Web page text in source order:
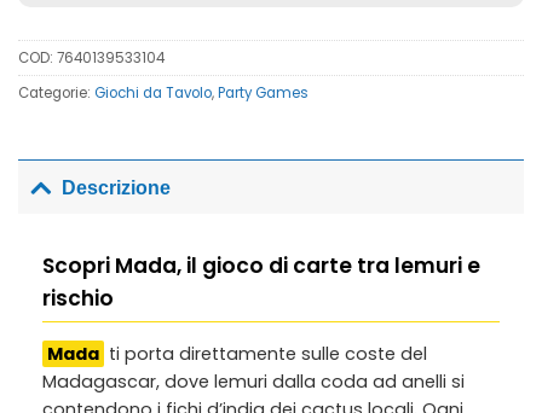
COD: 7640139533104
Categorie: Giochi da Tavolo,Party Games
Descrizione
Scopri Mada, il gioco di carte tra lemuri e
rischio
Mada ti porta direttamente sulle coste del
Madagascar, dove lemuri dalla coda ad anelli si